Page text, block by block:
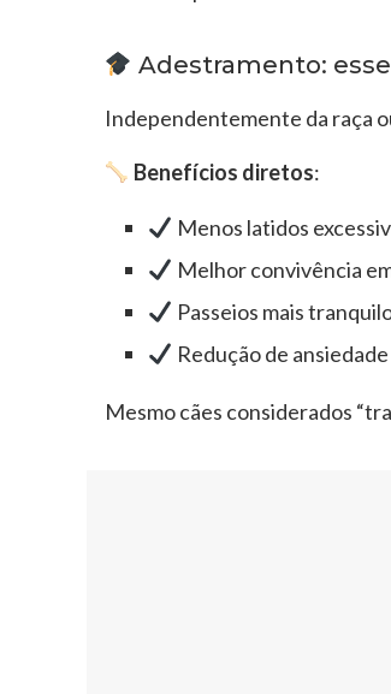
Adestramento:
Independentemente da raça
Benefícios diretos:
Menos latidos
Melhor convivência
Passeios mais
Redução de
Mesmo cães considerados